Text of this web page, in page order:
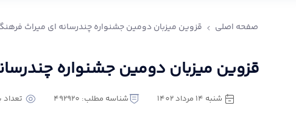
صفحه اصلی قزوین میزبان دومین جشنواره چندرسانه ای میراث
قزوین میزبان دومین جشنواره
شنبه 14 مرداد 1402 شناسه مطلب: 492920 تعداد